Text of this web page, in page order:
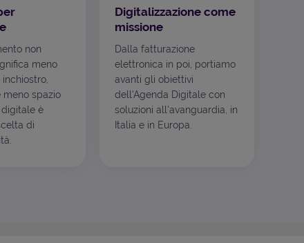
non
meno
meno spazio
è
di
Digitalizzazione come
missione
Dalla fatturazione
elettronica in poi, portiamo
avanti gli obiettivi
dell'Agenda Digitale con
soluzioni all'avanguardia, in
Italia e in Europa.